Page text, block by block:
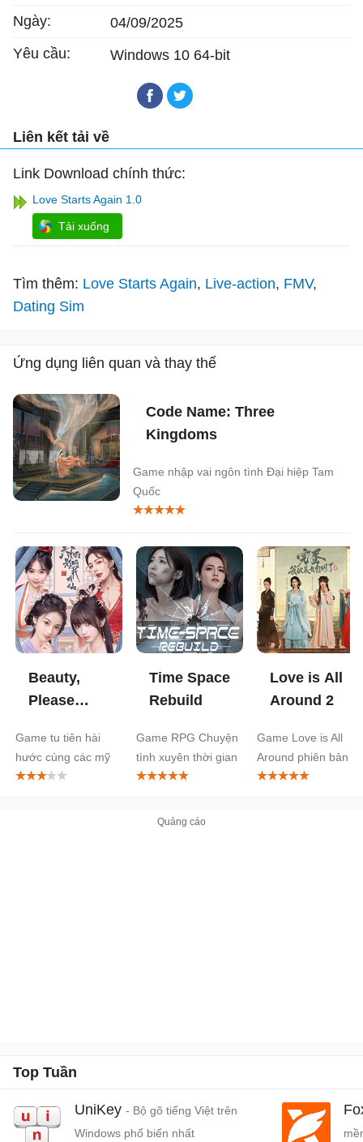
Ngày:
04/09/2025
Yêu cầu:
Windows 10 64-bit
Liên kết tải về
Link Download chính thức:
Love Starts Again 1.0
Tải xuống
Tìm thêm: Love Starts Again Live-action FMV
Dating Sim
Ứng dụng liên quan và thay thế
Code Name: Three
Kingdoms
Game nhập vai ngôn tình Đại hiệp Tam
Quốc
Beauty,
Please
Affect My
Immortality
Game tu tiên hài
hước cùng các mỹ
nhân
Time Space
Rebuild
Game RPG Chuyện
tình xuyên thời gian
Love is All
Around 2
Game Love is All
Around phiên bản cổ
trang
Top Tuần
UniKey - Bộ gõ tiếng Việt trên
Windows phổ biến nhất